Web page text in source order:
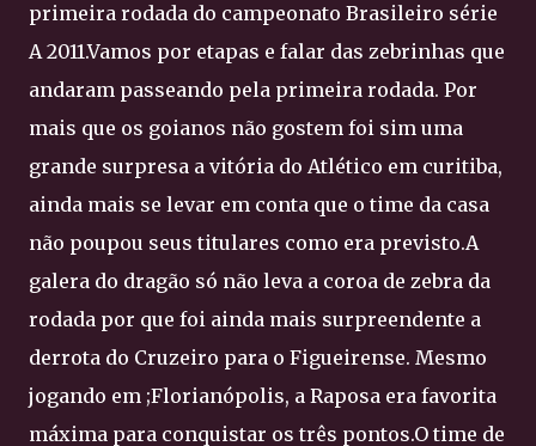
primeira rodada do campeonato Brasileiro série
A 2011.Vamos por etapas e falar das zebrinhas que
andaram passeando pela primeira rodada. Por
mais que os goianos não gostem foi sim uma
grande surpresa a vitória do Atlético em curitiba,
ainda mais se levar em conta que o time da casa
não poupou seus titulares como era previsto.A
galera do dragão só não leva a coroa de zebra da
rodada por que foi ainda mais surpreendente a
derrota do Cruzeiro para o Figueirense. Mesmo
jogando em ;Florianópolis, a Raposa era favorita
máxima para conquistar os três pontos.O time de